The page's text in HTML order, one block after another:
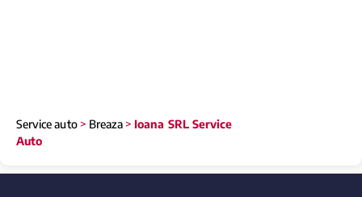
Service auto> Breaza > Ioana SRL Service
Auto